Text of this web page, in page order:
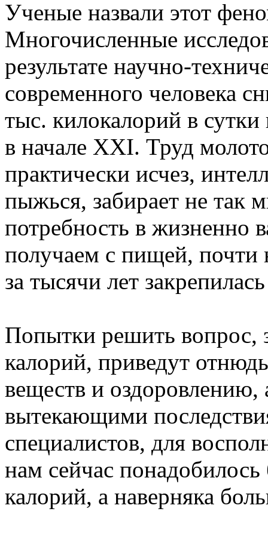
Ученые назвали этот
Многочисленные
результате научно-
современного человека
тыс. килокалорий в
в начале ХХI. Труд
практически исчез,
пыжься, забирает не так
потребность в жизненно
получаем с пищей, почти
за тысячи лет
Попытки решить вопрос,
калорий, приведут
веществ и
вытекающими
специалистов, для
нам сейчас
калорий, а наверняка